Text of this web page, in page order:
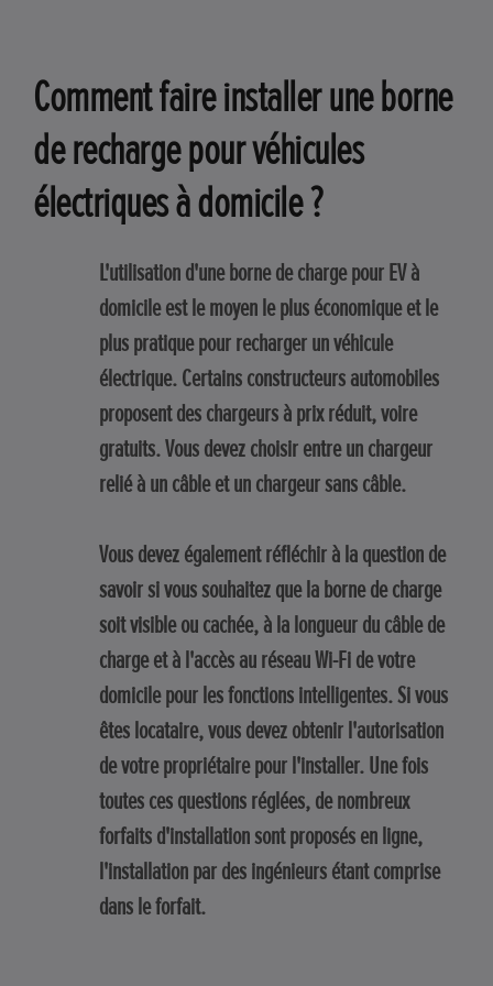
Comment faire installer une borne
de recharge pour véhicules
électriques à domicile ?
L'utilisation d'une borne de charge pour EV à
domicile est le moyen le plus économique et le
plus pratique pour recharger un véhicule
électrique. Certains constructeurs automobiles
proposent des chargeurs à prix réduit, voire
gratuits. Vous devez choisir entre un chargeur
relié à un câble et un chargeur sans câble.
Vous devez également réfléchir à la question de
savoir si vous souhaitez que la borne de charge
soit visible ou cachée, à la longueur du câble de
charge et à l'accès au réseau Wi-Fi de votre
domicile pour les fonctions intelligentes. Si vous
êtes locataire, vous devez obtenir l'autorisation
de votre propriétaire pour l'installer. Une fois
toutes ces questions réglées, de nombreux
forfaits d'installation sont proposés en ligne,
l'installation par des ingénieurs étant comprise
dans le forfait.